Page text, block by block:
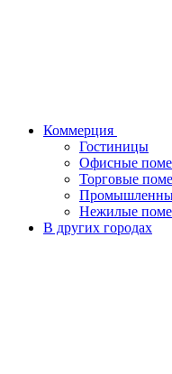
Коммерция
Гостиницы
Офисные
Торговые
Нежилые
В других городах